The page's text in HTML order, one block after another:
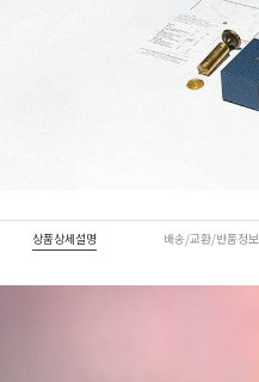
상품상세설명 배송/교환/반품정보